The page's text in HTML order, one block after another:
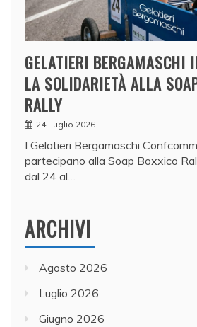
GELATIERI BERGAMASCHI
LA SOLIDARIETÀ ALLA
RALLY
24 Luglio 2026
I Gelatieri Bergamaschi
partecipano alla Soap Boxxico
dal 24 al…
ARCHIVI
Agosto 2026
Luglio 2026
Giugno 2026